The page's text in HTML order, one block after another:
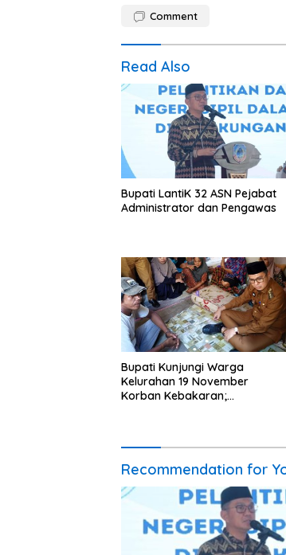
Comment
Read Also
Bupati LantiK 32 ASN Pejabat
Administrator dan Pengawas
Bupati Kunjungi Warga
Kelurahan 19 November
Korban Kebakaran;
Recommendation for